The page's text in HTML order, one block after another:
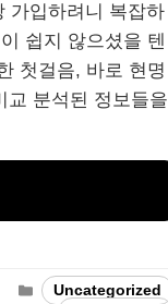
가입하려니 복잡하
쉽지 않으셨을 텐
첫걸음, 바로 현명
교 분석된 정보들을
Categories
Uncategorized